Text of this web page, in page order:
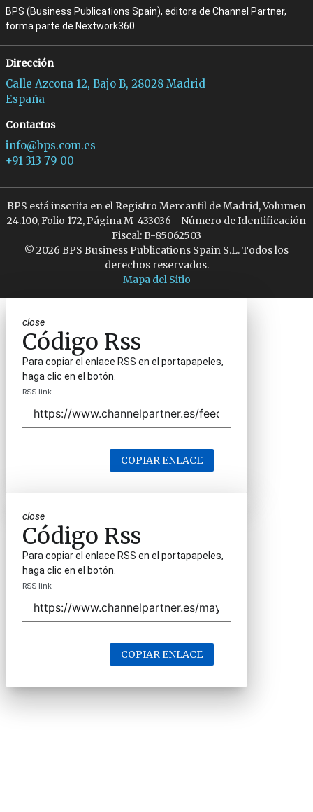
BPS (Business Publications Spain), editora de Channel Partner,
forma parte de Nextwork360.
Dirección
Calle Azcona 12, Bajo B, 28028 Madrid
España
Contactos
info@bps.com.es
+91 313 79 00
BPS está inscrita en el Registro Mercantil de Madrid, Volumen
24.100, Folio 172, Página M-433036 - Número de Identificación
Fiscal: B-85062503
© 2026 BPS Business Publications Spain S.L. Todos los
derechos reservados.
Mapa del Sitio
close
Código Rss
Para copiar el enlace RSS en el portapapeles,
haga clic en el botón.
RSS link
COPIAR ENLACE
close
Código Rss
Para copiar el enlace RSS en el portapapeles,
haga clic en el botón.
RSS link
COPIAR ENLACE